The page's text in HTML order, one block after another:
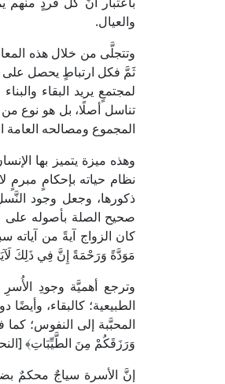
والعيال.
وتتجلَّى من خلال هذه
ثَمَّ فكل ارتباطٍ يحصل على
لمجتمعٍ يريد البقاء
تناسل أصلًا، بل هو نوع من
المجموع ومصالحه العامة
وهذه ميزة يتميز بها
نظام حياته بإحكامٍ مبرمٍ
ذكورها، وجعل وجود
صحيح الصلة بأصوله على
كان الزواج آيةً من آياته
مَوَدَّةً وَرَحْمَةً إِنَّ فِي ذَلِكَ
وترجع أهميَّة وجودِ الأُسرِ
الطبيعية؛ كالبقاء، وأيضًا
المحبَّبة إلى النفوس؛
وَرَزَقَكُمْ مِنَ الطَّيِّبَاتِ﴾ [النحل:
إنَّ الأسرة سياجٌ محكمٌ